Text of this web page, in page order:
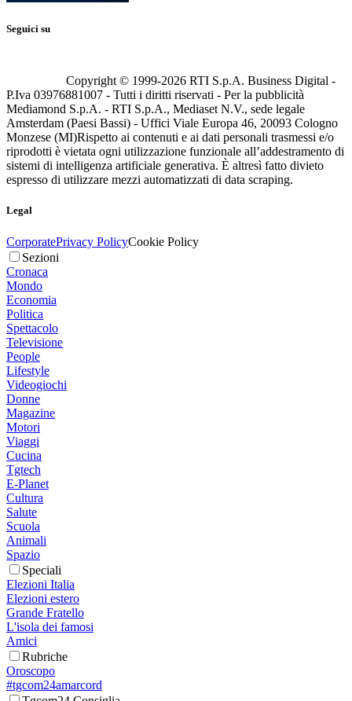
Seguici su
Copyright © 1999-2026 RTI S.p.A. Business Digital -
P.Iva 03976881007 - Tutti i diritti riservati - Per la pubblicità
Mediamond S.p.A. - RTI S.p.A., Mediaset N.V., sede legale
Amsterdam (Paesi Bassi) - Uffici Viale Europa 46, 20093 Cologno
Monzese (MI)Rispetto ai contenuti e ai dati personali trasmessi e/o
riprodotti è vietata ogni utilizzazione funzionale all’addestramento di
sistemi di intelligenza artificiale generativa. È altresì fatto divieto
espresso di utilizzare mezzi automatizzati di data scraping.
Legal
CorporatePrivacy PolicyCookie Policy
Sezioni
Cronaca
Mondo
Economia
Politica
Spettacolo
Televisione
People
Lifestyle
Videogiochi
Donne
Magazine
Motori
Viaggi
Cucina
Tgtech
E-Planet
Cultura
Salute
Scuola
Animali
Spazio
Speciali
Elezioni Italia
Elezioni estero
Grande Fratello
L'isola dei famosi
Amici
Rubriche
Oroscopo
#tgcom24amarcord